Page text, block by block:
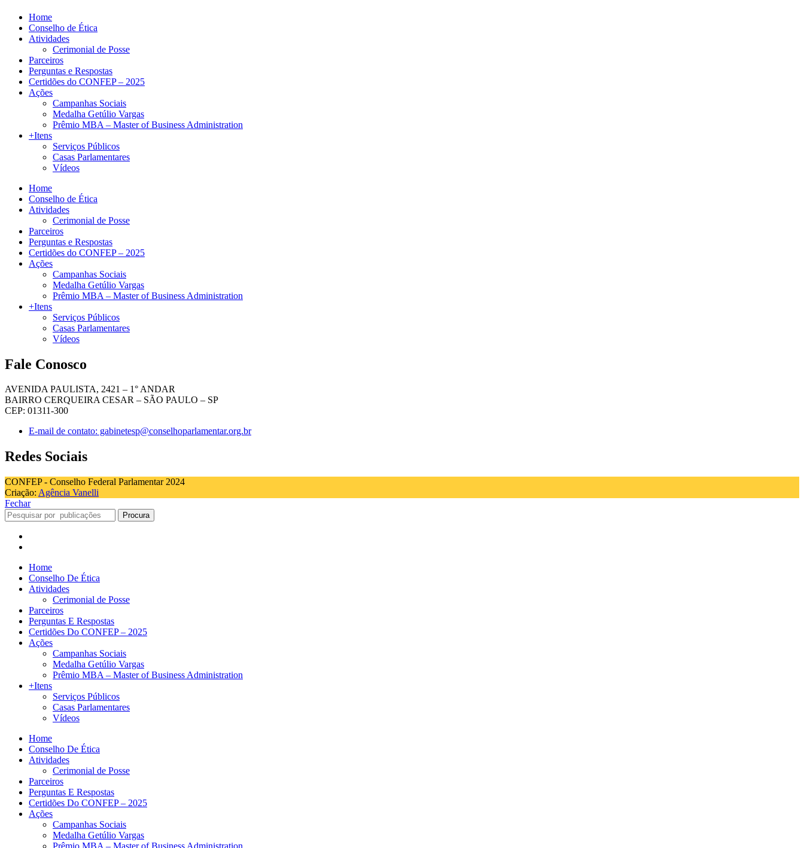
Home
Conselho de Ética
Atividades
Cerimonial de Posse
Parceiros
Perguntas e Respostas
Certidões do CONFEP – 2025
Ações
Campanhas Sociais
Medalha Getúlio Vargas
Prêmio MBA – Master of Business Administration
+Itens
Serviços Públicos
Casas Parlamentares
Vídeos
Home
Conselho de Ética
Atividades
Cerimonial de Posse
Parceiros
Perguntas e Respostas
Certidões do CONFEP – 2025
Ações
Campanhas Sociais
Medalha Getúlio Vargas
Prêmio MBA – Master of Business Administration
+Itens
Serviços Públicos
Casas Parlamentares
Vídeos
Fale Conosco
AVENIDA PAULISTA, 2421 – 1° ANDAR
BAIRRO CERQUEIRA CESAR – SÃO PAULO – SP
CEP: 01311-300
E-mail de contato: gabinetesp@conselhoparlamentar.org.br
Redes Sociais
CONFEP - Conselho Federal Parlamentar 2024
Criação: Agência Vanelli
Fechar
Procura
Home
Conselho De Ética
Atividades
Cerimonial de Posse
Parceiros
Perguntas E Respostas
Certidões Do CONFEP – 2025
Ações
Campanhas Sociais
Medalha Getúlio Vargas
Prêmio MBA – Master of Business Administration
+Itens
Serviços Públicos
Casas Parlamentares
Vídeos
Home
Conselho De Ética
Atividades
Cerimonial de Posse
Parceiros
Perguntas E Respostas
Certidões Do CONFEP – 2025
Ações
Campanhas Sociais
Medalha Getúlio Vargas